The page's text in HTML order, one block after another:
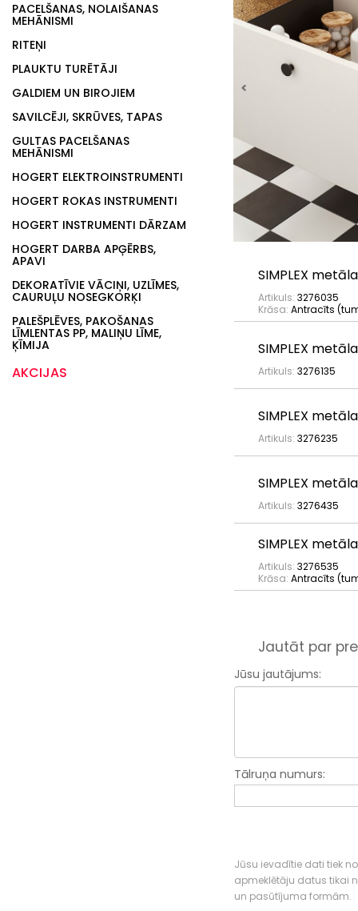
PACELŠANAS, NOLAIŠANAS
MEHĀNISMI
RITEŅI
PLAUKTU TURĒTĀJI
GALDIEM UN BIROJIEM
SAVILCĒJI, SKRŪVES, TAPAS
GULTAS PACELŠANAS
MEHĀNISMI
HOGERT ELEKTROINSTRUMENTI
HOGERT ROKAS INSTRUMENTI
HOGERT INSTRUMENTI DĀRZAM
HOGERT DARBA APĢĒRBS,
APAVI
DEKORATĪVIE VĀCIŅI, UZLĪMES,
CAURUĻU NOSEGKORĶI
PALEŠPLĒVES, PAKOŠANAS
LĪMLENTAS PP, MALIŅU LĪME,
ĶĪMIJA
AKCIJAS
SIMPLEX
Artikuls: 3276035
Krāsa: Antracīts
SIMPLEX
Artikuls: 3276135
SIMPLEX
Artikuls: 3276235
SIMPLEX
Artikuls: 3276435
SIMPLEX
Artikuls: 3276535
Krāsa: Antracīts
Jautāt par
Jūsu jautājums:
Tālruņa numurs:
Jūsu ievadītie dati tiek
apmeklētāju datus tikai
un pasūtījuma formām.